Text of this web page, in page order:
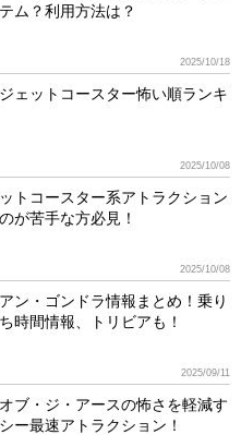
ム？利用方法は？
2025/10/18
ェットコースター怖い順ランキ
2025/10/08
トコースター系アトラクション
が苦手な方必見！
2025/10/08
ン・ゴンドラ情報まとめ！乗り
時間情報、トリビアも！
2025/09/11
ブ・ジ・アースの怖さを軽減す
ー最速アトラクション！